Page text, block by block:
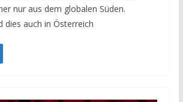
nur aus dem globalen Süden.
dies auch in Österreich